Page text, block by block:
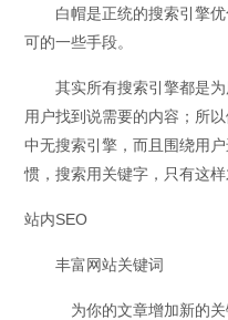
白帽是正统的搜索引擎优
可的一些手段。
其实所有搜索引擎都是为
用户找到说需要的内容；所
中无搜索引擎，而且围绕用
惯，搜索用关键字，只有这样
站内SEO
丰富网站关键词
为你的文章增加新的关键